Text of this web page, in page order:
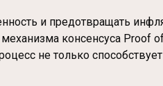
и предотвращать
консенсуса Proof
не только